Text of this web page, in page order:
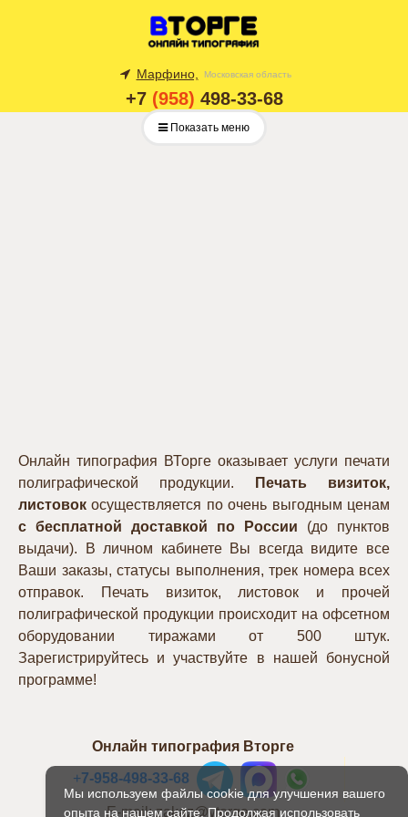
Марфино, Московская область
+7 (958) 498-33-68
Показать меню
Мы используем файлы cookie для улучшения вашего
опыта на нашем сайте. Продолжая использовать
Онлайн типография ВТорге оказывает услуги печати
полиграфической продукции.
Печать визиток,
листовок осуществляется по очень выгодным ценам
с бесплатной доставкой по России (до пунктов
выдачи). В личном кабинете Вы всегда видите все
Ваши заказы, статусы выполнения, трек номера всех
отправок. Печать визиток, листовок и прочей
полиграфической продукции происходит на офсетном
оборудовании тиражами от 500 штук.
Зарегистрируйтесь и участвуйте в нашей бонусной
программе!
Онлайн типография Вторге
+7-958-498-33-68
E-mail: zakaz@vtorge.com